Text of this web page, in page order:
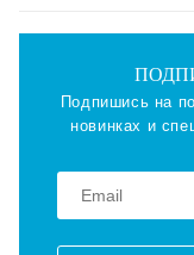
Подпишись на
новинках и